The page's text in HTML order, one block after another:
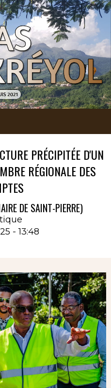
PRÉCIPITÉE D'UN
RÉGIONALE DES
DE SAINT-PIERRE)
- 13:48